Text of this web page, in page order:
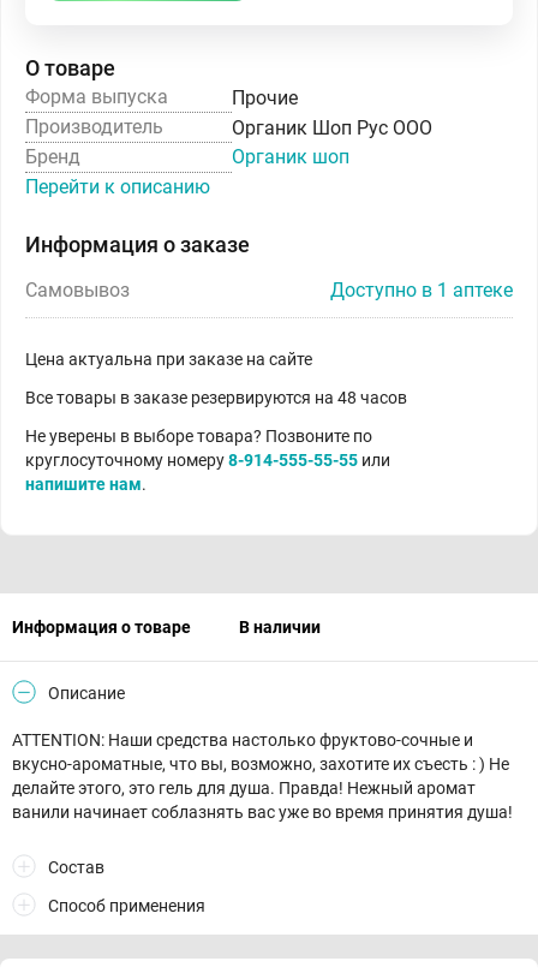
О товаре
Форма выпуска
Прочие
Производитель
Органик Шоп Рус ООО
Бренд
Органик шоп
Перейти к описанию
Информация о заказе
Самовывоз Доступно в 1 аптеке
Цена актуальна при заказе на сайте
Все товары в заказе резервируются на 48 часов
Не уверены в выборе товара? Позвоните по
круглосуточному номеру8-914-555-55-55 или
напишите нам.
Информация о товаре В наличии
Описание
ATTENTION: Наши средства настолько фруктово-сочные и
вкусно-ароматные, что вы, возможно, захотите их съесть : ) Не
делайте этого, это гель для душа. Правда! Нежный аромат
ванили начинает соблазнять вас уже во время принятия душа!
Состав
Способ применения